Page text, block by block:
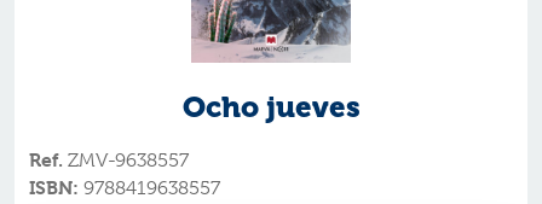
Ocho jueves
Ref. ZMV-9638557
ISBN: 9788419638557